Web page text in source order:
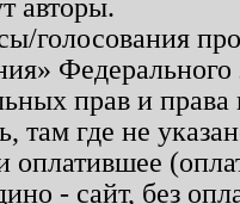
авторы.
голосования
прав и
там где не
оплатившее
- сайт, без